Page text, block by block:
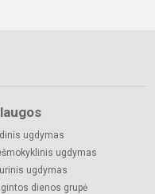
ugdymas
ugdymas
ugdymas
dienos grupė